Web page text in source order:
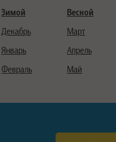
Зимой
Декабрь
Январь
Февраль
Весной
Март
Апрель
Май